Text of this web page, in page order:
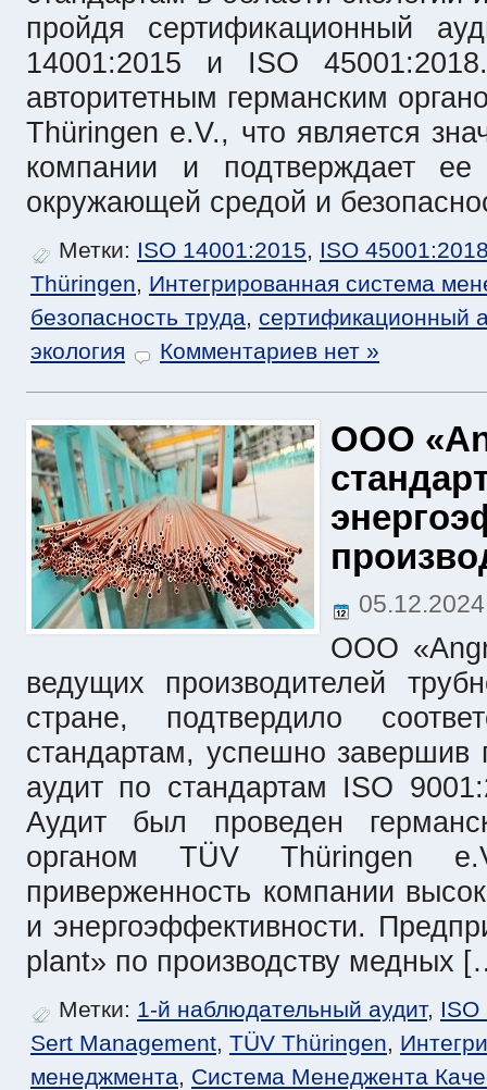
пройдя сертификационный
14001:2015 и ISO
авторитетным германским
Thüringen e.V., что является
компании и подтверждает ее
окружающей средой и
Метки: ISO 14001:2015, ISO
Thüringen, Интегрированная система
безопасность труда, сертификационный
экология
Комментариев нет »
ООО
ООО
ведущих производителей
стране, подтвердило
стандартам, успешно
аудит по стандартам ISO
Аудит был проведен
органом TÜV Thüringen
приверженность компании
и энергоэффективности.
plant» по производству медных
Метки: 1-й наблюдательный аудит, ISO
Sert Management, TÜV Thüringen,
менеджмента, Система Менеджента